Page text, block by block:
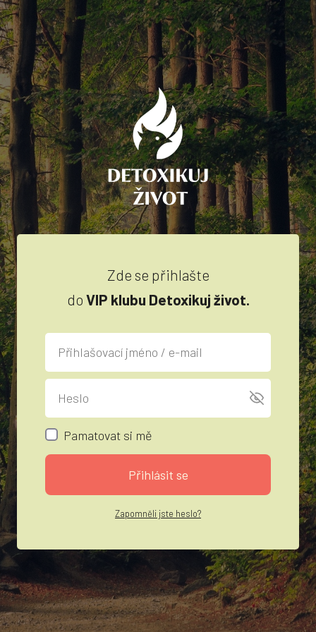
Zde se přihlašte
do VIP klubu Detoxikuj život.
Pamatovat si mě
Přihlásit se
Zapomněli jste heslo?